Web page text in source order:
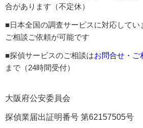
合があります（不定休）
■日本全国の調査サービスに対応して
ご相談ご依頼が可能です
■探偵サービスのご相談はお問合せ・ご
まで（24時間受付）
大阪府公安委員会
探偵業届出証明番号 第62157505号